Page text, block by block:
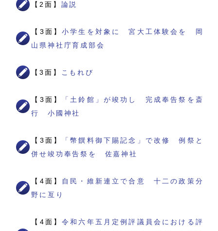
【2面】 論説
【3面】小学生を対象に 宮大工体験会を 岡
山県神社庁育成部会
【3面】 こもれび
【3面】
「土鈴館」が竣功し 完成奉告祭を斎
行 小國神社
【3面】
「幣饌料御下賜記念」で改修 例祭と
併せ竣功奉告祭を 佐嘉神社
【4面】
自民・維新連立で合意 十二の政策分
野に亙り
【4面】令和六年五月定例評議員会における評